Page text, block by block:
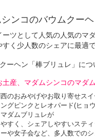
ンコのバウムクーヘ
ーツとして人気の人気のマ
すく少人数のシェアに最適で
ーヘン「棒ブリュレ」につ
土産、マダムシンコのマダ
のおみやげやお取り寄せス
グピンクとレオパード(ヒョ
ダムブリュレが
すく、シェアしやすいステ
や女子会など、多人数でのシ